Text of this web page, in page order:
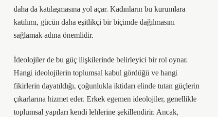
daha da katılaşmasına yol açar. Kadınların bu kurumlara
katılımı, gücün daha eşitlikçi bir biçimde dağılmasını
sağlamak adına önemlidir.
İdeolojiler de bu güç ilişkilerinde belirleyici bir rol oynar.
Hangi ideolojilerin toplumsal kabul gördüğü ve hangi
fikirlerin dayatıldığı, çoğunlukla iktidarı elinde tutan güçlerin
çıkarlarına hizmet eder. Erkek egemen ideolojiler, genellikle
toplumsal yapıları kendi lehlerine şekillendirir. Ancak,